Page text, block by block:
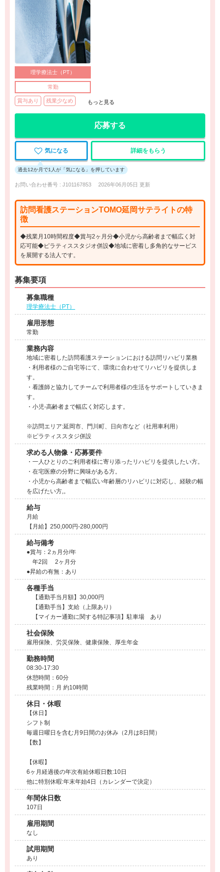
理学療法士（PT）
常勤
賞与あり 残業少なめ もっと見る
応募する
気になる 詳細をもらう
過去12か月で1人が「気になる」を押しています
お問い合わせ番号 : J101167853 2026年06月05日 更新
訪問看護ステーションTOMO延岡サテライトの特
徴
◆残業月10時間程度◆賞与2ヶ月分◆小児から高齢者まで幅広く対
応可能◆ピラティススタジオ併設◆地域に密着し多角的なサービス
を展開する法人です。
募集要項
募集職種
理学療法士（PT）
雇用形態
常勤
業務内容
地域に密着した訪問看護ステーションにおける訪問リハビリ業務
・利用者様のご自宅等にて、環境に合わせてリハビリを提供しま
す。
・看護師と協力してチームで利用者様の生活をサポートしていきま
す。
・小児-高齢者まで幅広く対応します。
※訪問エリア:延岡市、門川町、日向市など（社用車利用）
※ピラティススタジ併設
求める人物像・応募要件
・一人ひとりのご利用者様に寄り添ったリハビリを提供したい方。
・在宅医療の分野に興味がある方。
・小児から高齢者まで幅広い年齢層のリハビリに対応し、経験の幅
を広げたい方,。
給与
月給
【月給】250,000円-280,000円
給与備考
●賞与：2ヵ月分/年
年2回 2ヶ月分
●昇給の有無：あり
各種手当
【通勤手当月額】30,000円
【通勤手当】支給（上限あり）
【マイカー通勤に関する特記事項】駐車場 あり
社会保険
雇用保険、労災保険、健康保険、厚生年金
勤務時間
08:30-17:30
休憩時間：60分
残業時間：月 約10時間
休日・休暇
【休日】
シフト制
毎週日曜日を含む月9日間のお休み（2月は8日間）
【数】
【休暇】
6ヶ月経過後の年次有給休暇日数:10日
他に特別休暇:年末年始4日（カレンダーで決定）
年間休日数
107日
雇用期間
なし
試用期間
あり